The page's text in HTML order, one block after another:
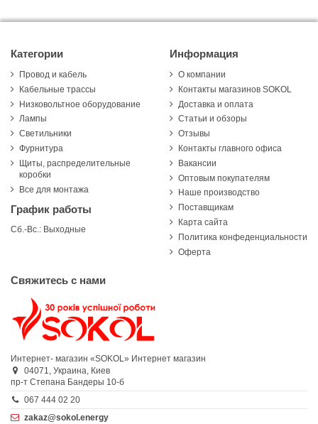
Категории
Провод и кабель
Кабельные трассы
Низковольтное оборудование
Лампы
Светильники
Фурнитура
Щиты, распределительные
коробки
Все для монтажа
График работы
Сб.-Вс.: Выходные
Информация
О компании
Контакты магазинов SOKOL
Доставка и оплата
Статьи и обзоры
Отзывы
Контакты главного офиса
Вакансии
Оптовым покупателям
Наше производство
Поставщикам
Карта сайта
Политика конфеденциальности
Оферта
Свяжитесь с нами
Интернет- магазин «SOKOL» Интернет магазин
04071, Украина, Киев
пр-т Степана Бандеры 10-б
067 444 02 20
zakaz@sokol.energy